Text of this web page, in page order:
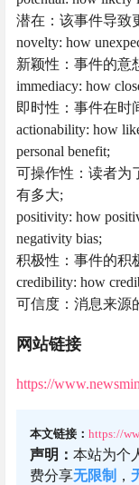
潜在：该事件导致
novelty: how
新颖性：事件的意
immediacy: how
即时性：事件在时
actionability: how
personal benefit;
可操作性：读者为
有多大;
positivity: how
negativity bias;
积极性：事件的
credibility: how
可信度：消息来源
网站链接
https://
本文链接： https://
声明： 本站为个
费分享无限制 ，